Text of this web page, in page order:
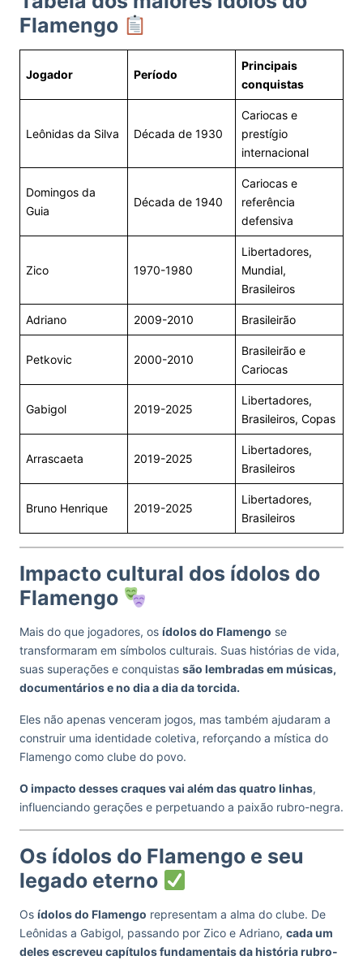
Flamengo
Jogador Período
Principais
conquistas
Leônidas da Silva Década de 1930
Cariocas e
prestígio
internacional
Domingos da
Guia
Década de 1940
Cariocas e
referência
defensiva
Zico 1970-1980
Libertadores,
Mundial,
Brasileiros
Adriano 2009-2010 Brasileirão
Petkovic 2000-2010
Brasileirão e
Cariocas
Gabigol 2019-2025
Libertadores,
Brasileiros, Copas
Arrascaeta 2019-2025
Libertadores,
Brasileiros
Bruno Henrique 2019-2025
Libertadores,
Brasileiros
Impacto cultural dos ídolos do
Flamengo
Mais do que jogadores, os ídolos do Flamengo se
transformaram em símbolos culturais. Suas histórias de vida,
suas superações e conquistas são lembradas em músicas,
documentários e no dia a dia da torcida.
Eles não apenas venceram jogos, mas também ajudaram a
construir uma identidade coletiva, reforçando a mística do
Flamengo como clube do povo.
O impacto desses craques vai além das quatro linhas,
influenciando gerações e perpetuando a paixão rubro-negra.
Os ídolos do Flamengo e seu
legado eterno
Os ídolos do Flamengo representam a alma do clube. De
Leônidas a Gabigol, passando por Zico e Adriano, cada um
deles escreveu capítulos fundamentais da história rubro-